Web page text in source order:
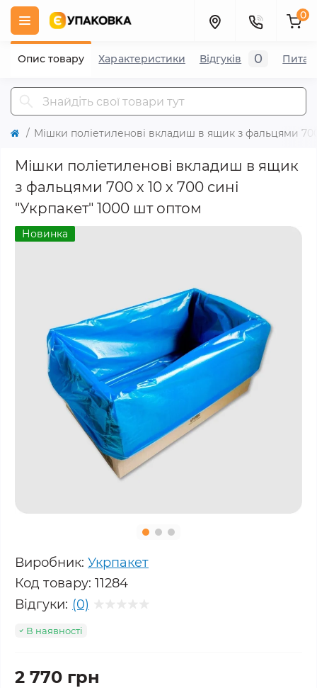
0
Мішки поліетиленові вкладиш в ящик з фальцями
Мішки поліетиленові вкладиш в ящик
з фальцями 700 х 10 х 700 сині
"Укрпакет" 1000 шт оптом
Новинка
Виробник: Укрпакет
Код товару: 11284
Відгуки: (0)
В наявності
2 770 грн
Опис товару Характеристики Відгуків 0